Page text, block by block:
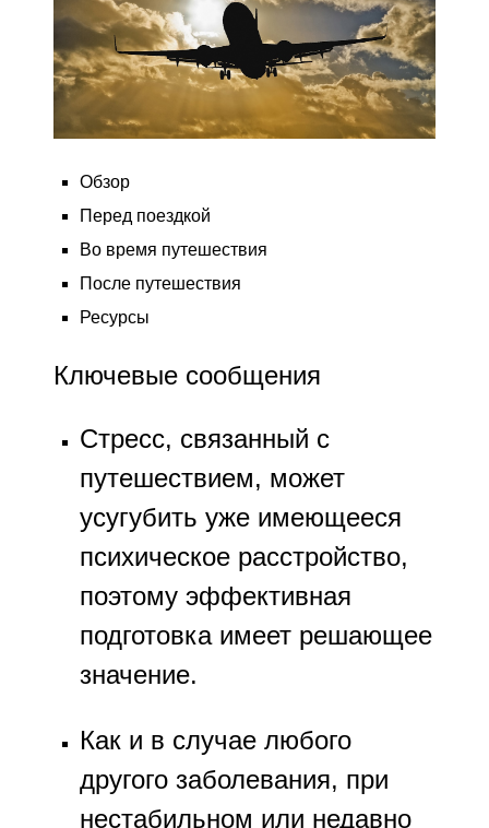
Обзор
Перед поездкой
Во время путешествия
После путешествия
Ресурсы
Ключевые сообщения
Стресс, связанный с
путешествием, может
усугубить уже имеющееся
психическое расстройство,
поэтому эффективная
подготовка имеет решающее
значение.
Как и в случае любого
другого заболевания, при
нестабильном или недавно